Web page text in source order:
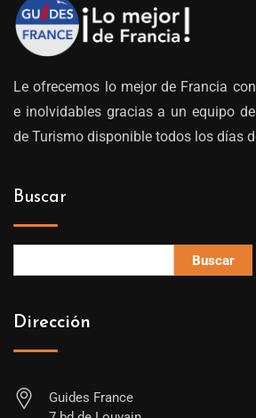
Le ofrecemos lo mejor de Francia
e inolvidables gracias a un equipo
de Turismo disponible todos los días
Buscar
Buscar
Dirección
Guides France